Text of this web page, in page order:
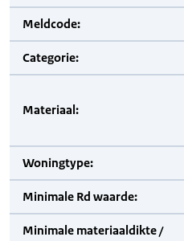
Meldcode:
Categorie:
Materiaal:
Woningtype:
Minimale Rd waarde:
Minimale materiaaldikte /